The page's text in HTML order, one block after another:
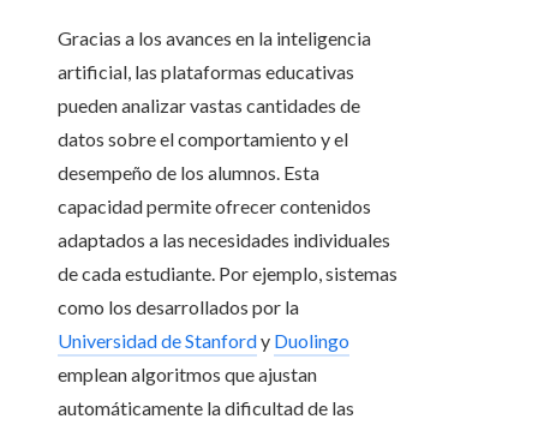
Gracias a los avances en la inteligencia
artificial, las plataformas educativas
pueden analizar vastas cantidades de
datos sobre el comportamiento y el
desempeño de los alumnos. Esta
capacidad permite ofrecer contenidos
adaptados a las necesidades individuales
de cada estudiante. Por ejemplo, sistemas
como los desarrollados por la
Universidad de Stanfordy Duolingo
emplean algoritmos que ajustan
automáticamente la dificultad de las